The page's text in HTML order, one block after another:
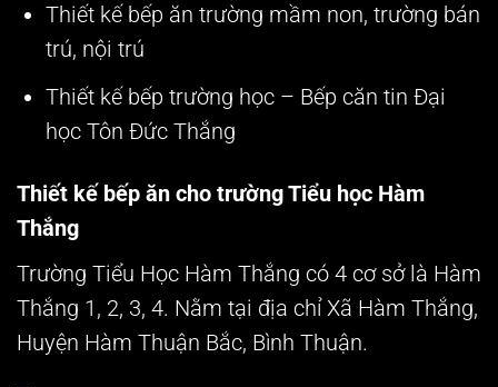
Thiết kế bếp ăn trường mầm non, trường bán
trú, nội trú
Thiết kế bếp trường học – Bếp căn tin Đại
học Tôn Đức Thắng
Thiết kế bếp ăn cho trường Tiểu học Hàm
Thắng
Trường Tiểu Học Hàm Thắng có 4 cơ sở là Hàm
Thắng 1, 2, 3, 4. Nằm tại địa chỉ Xã Hàm Thắng,
Huyện Hàm Thuận Bắc, Bình Thuận.